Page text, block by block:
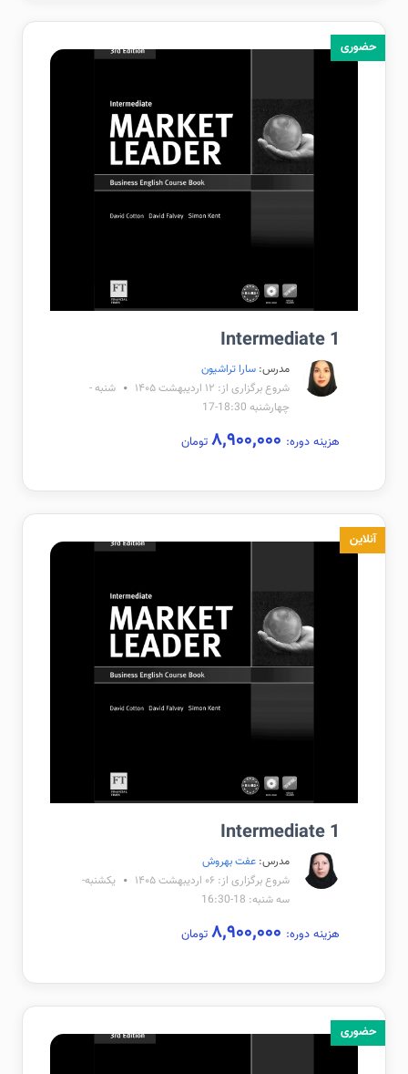
حضوری
Intermediate 1
مدرس: سارا تراشیون
شروع برگزاری از: ۱۲ اردیبهشت ۱۴۰۵
شنبه -
چهارشنبه 18:30-17
هزینه دوره: تومان
آنلاین
Intermediate 1
مدرس: عفت بهروش
شروع برگزاری از: ۰۶ اردیبهشت ۱۴۰۵
یکشنبه-
سه شنبه: 18-16:30
هزینه دوره: تومان
حضوری